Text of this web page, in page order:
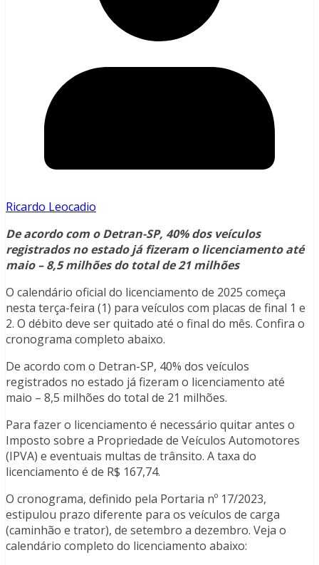
Ricardo Leocadio
De acordo com o Detran-SP, 40% dos veículos
registrados no estado já fizeram o licenciamento até
maio – 8,5 milhões do total de 21 milhões
O calendário oficial do licenciamento de 2025 começa
nesta terça-feira (1) para veículos com placas de final 1 e
2. O débito deve ser quitado até o final do mês. Confira o
cronograma completo abaixo.
De acordo com o Detran-SP, 40% dos veículos
registrados no estado já fizeram o licenciamento até
maio – 8,5 milhões do total de 21 milhões.
Para fazer o licenciamento é necessário quitar antes o
Imposto sobre a Propriedade de Veículos Automotores
(IPVA) e eventuais multas de trânsito. A taxa do
licenciamento é de R$ 167,74.
O cronograma, definido pela Portaria nº 17/2023,
estipulou prazo diferente para os veículos de carga
(caminhão e trator), de setembro a dezembro. Veja o
calendário completo do licenciamento abaixo: